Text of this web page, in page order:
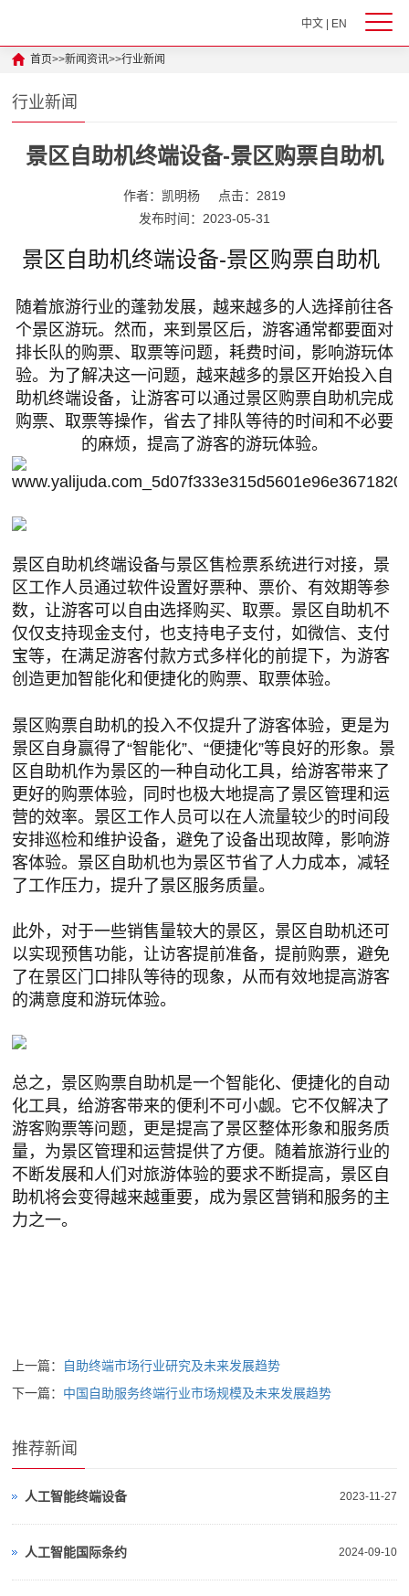
中文| EN
首页>>新闻资讯>>行业新闻
行业新闻
景区自助机终端设备-景区购票自助机
作者：凯明杨
点击：2819
发布时间：2023-05-31
景区自助机终端设备-景区购票自助机
随着旅游行业的蓬勃发展，越来越多的人选择前往各
个景区游玩。然而，来到景区后，游客通常都要面对
排长队的购票、取票等问题，耗费时间，影响游玩体
验。为了解决这一问题，越来越多的景区开始投入自
助机终端设备，让游客可以通过景区购票自助机完成
购票、取票等操作，省去了排队等待的时间和不必要
的麻烦，提高了游客的游玩体验。
景区自助机终端设备与景区售检票系统进行对接，景
区工作人员通过软件设置好票种、票价、有效期等参
数，让游客可以自由选择购买、取票。景区自助机不
仅仅支持现金支付，也支持电子支付，如微信、支付
宝等，在满足游客付款方式多样化的前提下，为游客
创造更加智能化和便捷化的购票、取票体验。
景区购票自助机的投入不仅提升了游客体验，更是为
景区自身赢得了“智能化”、“便捷化”等良好的形象。景
区自助机作为景区的一种自动化工具，给游客带来了
更好的购票体验，同时也极大地提高了景区管理和运
营的效率。景区工作人员可以在人流量较少的时间段
安排巡检和维护设备，避免了设备出现故障，影响游
客体验。景区自助机也为景区节省了人力成本，减轻
了工作压力，提升了景区服务质量。
此外，对于一些销售量较大的景区，景区自助机还可
以实现预售功能，让访客提前准备，提前购票，避免
了在景区门口排队等待的现象，从而有效地提高游客
的满意度和游玩体验。
总之，景区购票自助机是一个智能化、便捷化的自动
化工具，给游客带来的便利不可小觑。它不仅解决了
游客购票等问题，更是提高了景区整体形象和服务质
量，为景区管理和运营提供了方便。随着旅游行业的
不断发展和人们对旅游体验的要求不断提高，景区自
助机将会变得越来越重要，成为景区营销和服务的主
力之一。
上一篇： 自助终端市场行业研究及未来发展趋势
下一篇： 中国自助服务终端行业市场规模及未来发展趋势
推荐新闻
2023-11-27
人工智能终端设备
2024-09-10
人工智能国际条约